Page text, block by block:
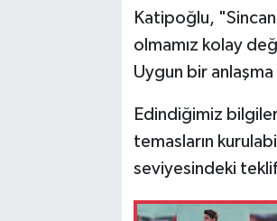
Katipoğlu,
olmamız kolay
Uygun bir anlaşma
Edindiğimiz
temasların
seviyesindeki